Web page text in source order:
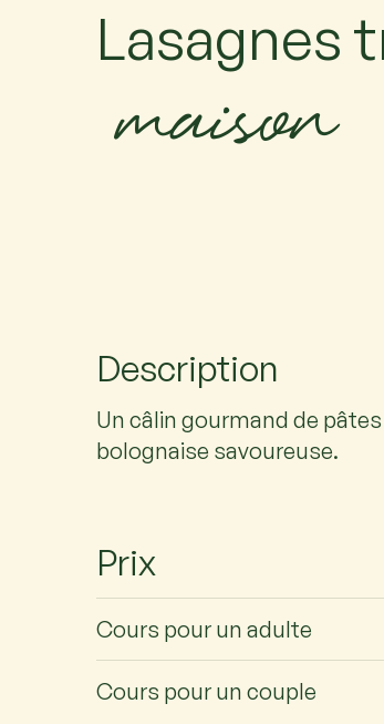
Lasagnes
maison
Description
Un câlin gourmand de
bolognaise savoureuse.
Prix
Cours pour un adulte
Cours pour un couple